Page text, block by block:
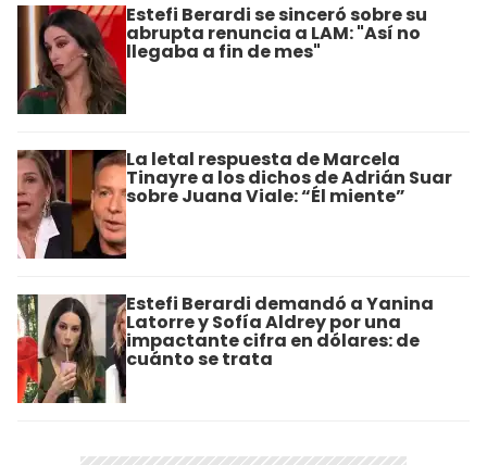
Estefi Berardi se sinceró sobre su
abrupta renuncia a LAM: "Así no
llegaba a fin de mes"
La letal respuesta de Marcela
Tinayre a los dichos de Adrián Suar
sobre Juana Viale: “Él miente”
Estefi Berardi demandó a Yanina
Latorre y Sofía Aldrey por una
impactante cifra en dólares: de
cuánto se trata